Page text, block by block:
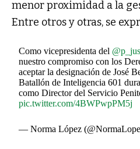
menor proximidad a la
Entre otros y otras, se
Como vicepresidenta del
nuestro compromiso con los
aceptar la designación de José
Batallón de Inteligencia 601
como Director del Servicio
pic.twitter.com/4BWPwpPM5j
— Norma López